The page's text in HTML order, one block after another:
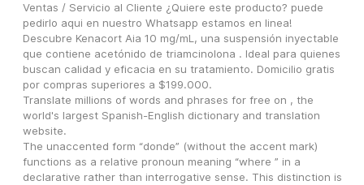
Ventas / Servicio al Cliente ¿Quiere este producto? puede
pedirlo aqui en nuestro Whatsapp estamos en linea!
Descubre Kenacort Aia 10 mg/mL, una suspensión inyectable
que contiene acetónido de triamcinolona . Ideal para quienes
buscan calidad y eficacia en su tratamiento. Domicilio gratis
por compras superiores a $199.000.
Translate millions of words and phrases for free on , the
world's largest Spanish-English dictionary and translation
website.
The unaccented form “donde” (without the accent mark)
functions as a relative pronoun meaning “where ” in a
declarative rather than interrogative sense. This distinction is